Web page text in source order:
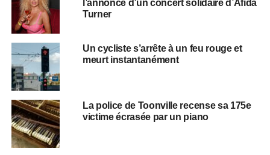
l’annonce d’un concert solidaire d’Afida
Turner
Un cycliste s’arrête à un feu rouge et
meurt instantanément
La police de Toonville recense sa 175e
victime écrasée par un piano